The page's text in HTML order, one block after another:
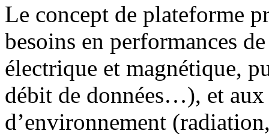
Le concept de plateforme
besoins en performances
électrique et magnétique,
débit de données…), et
d’environnement